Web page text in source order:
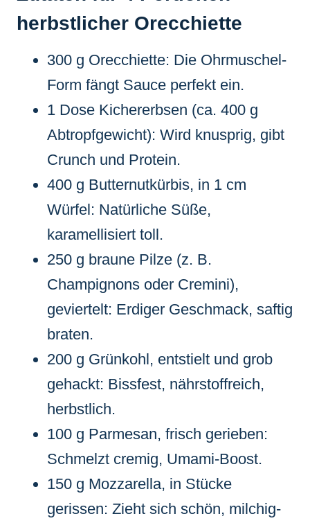
herbstlicher Orecchiette
300 g Orecchiette: Die Ohrmuschel-
Form fängt Sauce perfekt ein.
1 Dose Kichererbsen (ca. 400 g
Abtropfgewicht): Wird knusprig, gibt
Crunch und Protein.
400 g Butternutkürbis, in 1 cm
Würfel: Natürliche Süße,
karamellisiert toll.
250 g braune Pilze (z. B.
Champignons oder Cremini),
geviertelt: Erdiger Geschmack, saftig
braten.
200 g Grünkohl, entstielt und grob
gehackt: Bissfest, nährstoffreich,
herbstlich.
100 g Parmesan, frisch gerieben:
Schmelzt cremig, Umami-Boost.
150 g Mozzarella, in Stücke
gerissen: Zieht sich schön, milchig-